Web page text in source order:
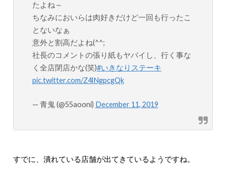
たよね～
ちなみにおいらは肉好きだけど一回も行ったこ
とないなぁ
意外と割高だよね(^^;
社長のコメントの張り紙もヤバイし、行く事な
く全店閉店かな(笑)#いきなりステーキ
pic.twitter.com/Z4lNgpcgQk
— 青鬼 (@55aooni) December 11, 2019
すでに、潰れている店舗が出てきているようですね。